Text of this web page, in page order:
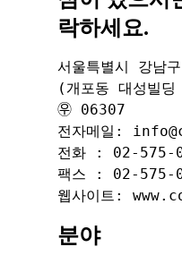
락하세요.
서울특별시 강
(개포동 대성
㉾ 06307
전자메일:
전화 : 02-
팩스 : 02-575-
분야